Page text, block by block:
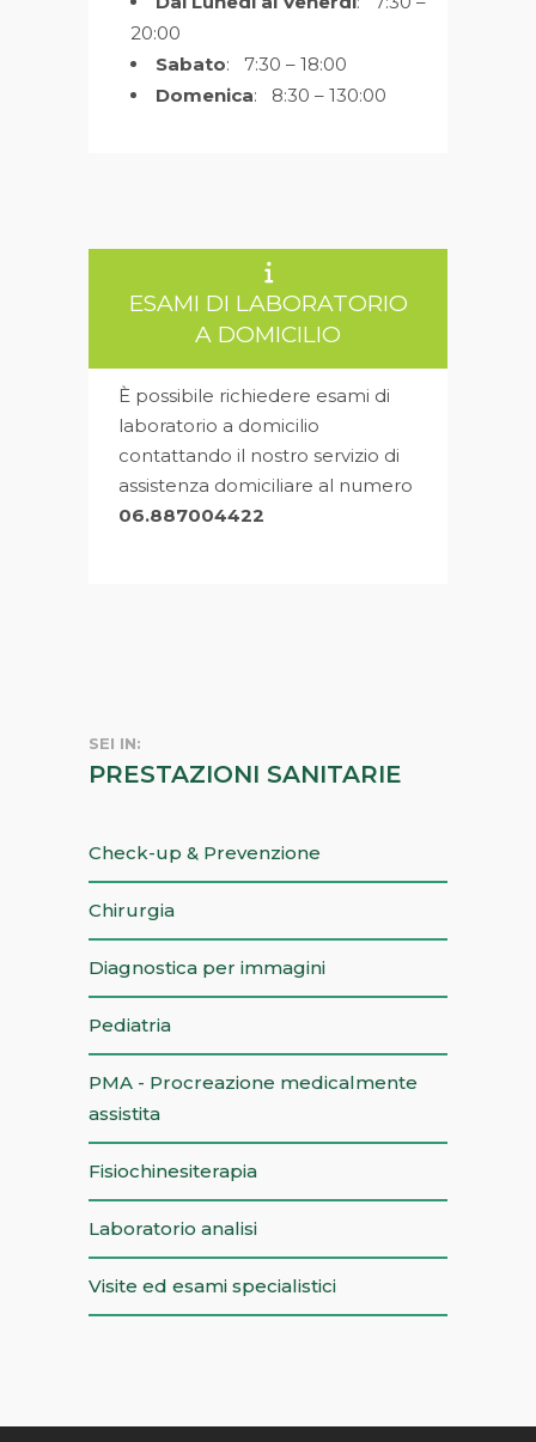
20:00
Sabato: 7:30 – 18:00
Domenica: 8:30 – 130:00
ESAMI DI LABORATORIO
A DOMICILIO
È possibile richiedere esami di
laboratorio a domicilio
contattando il nostro servizio di
assistenza domiciliare al numero
06.887004422
SEI IN:
PRESTAZIONI SANITARIE
Check-up & Prevenzione
Chirurgia
Diagnostica per immagini
Pediatria
PMA - Procreazione medicalmente
assistita
Fisiochinesiterapia
Laboratorio analisi
Visite ed esami specialistici